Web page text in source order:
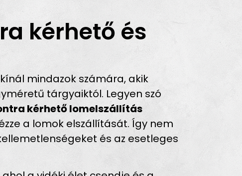
kérhető és
mindazok számára, akik
tárgyaiktól. Legyen szó
kérhető lomelszállítás
a lomok elszállítását. Így nem
és az esetleges